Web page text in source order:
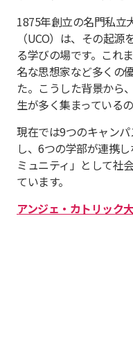
1875年創立の名門私立
（UCO）は、その起
る学びの場です。これ
名な思想家など多くの
た。こうした背景から
生が多く集まっている
現在では9つのキャン
し、6つの学部が連携
ミュニティ」として社
ています。
アンジェ・カトリック